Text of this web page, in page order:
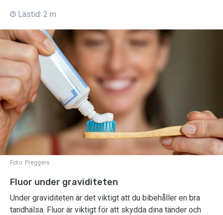
Lästid: 2 m
Foto: Preggers
Fluor under graviditeten
Under graviditeten är det viktigt att du bibehåller en bra
tandhälsa. Fluor är viktigt för att skydda dina tänder och